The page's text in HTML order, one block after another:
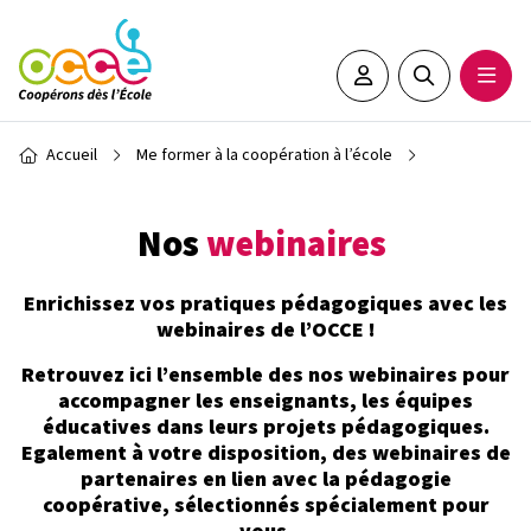
Aller au contenu principal
Espace adhérent•e
Rechercher
Fil d'Ariane
Accueil Me former à la coopération à l’école
Noswebinaires
Enrichissez vos pratiques pédagogiques avec les
webinaires de l’OCCE !
Retrouvez ici l’ensemble des nos webinaires pour
accompagner les enseignants, les équipes
éducatives dans leurs projets pédagogiques.
Egalement à votre disposition, des webinaires de
partenaires en lien avec la pédagogie
coopérative, sélectionnés spécialement pour